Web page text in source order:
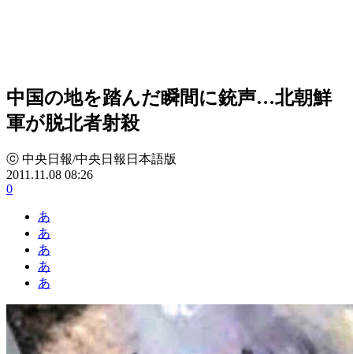
中国の地を踏んだ瞬間に銃声…北朝鮮
軍が脱北者射殺
ⓒ 中央日報/中央日報日本語版
2011.11.08 08:26
0
あ
あ
あ
あ
あ